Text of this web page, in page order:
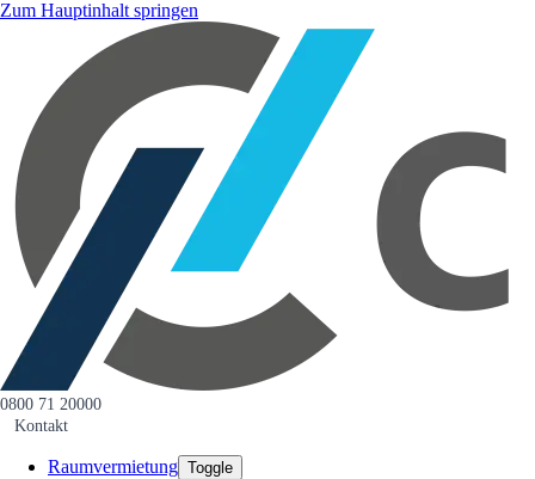
Zum Hauptinhalt springen
0800 71 20000
Kontakt
Raumvermietung Toggle